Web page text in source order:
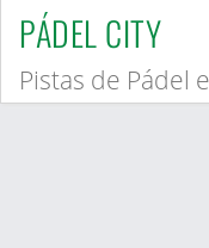
PÁDEL CITY
Pistas de Pádel